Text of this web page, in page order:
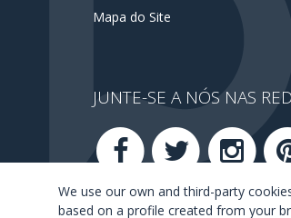
Mapa do Site
JUNTE-SE A NÓS NAS
We use our own and third-party
based on a profile created from your